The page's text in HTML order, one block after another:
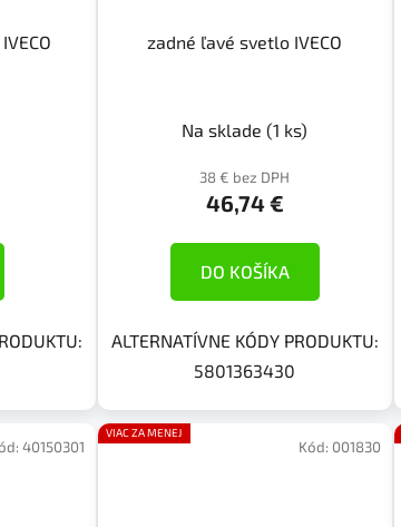
zadné ľavé svetlo IVECO
Na sklade(1 ks)
38 € bez DPH
46,74 €
DO KOŠÍKA
ALTERNATÍVNE KÓDY PRODUKTU:
5801363430
40150301
VIAC ZA MENEJ
Kód: 001830